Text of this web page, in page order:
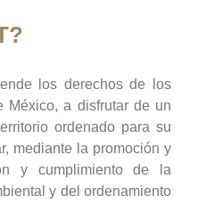
los derechos de los
México, a disfrutar de un
ordenado para su
mediante la promoción y
y cumplimiento de la
y del ordenamiento